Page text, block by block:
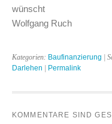
wünscht
Wolfgang Ruch
Kategorien: Baufinanzierung |
Darlehen
Permalink
KOMMENTARE SIND